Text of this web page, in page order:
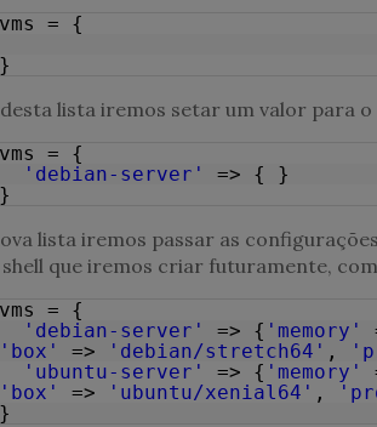
vms = {
}
lista iremos setar um valor para
vms = {
'debian-server'
=> { }
}
lista iremos passar as
que iremos criar futuramente,
vms = {
'debian-server' => { 'memory'
'box'
=> 'debian/stretch64' ,
'ubuntu-server' => { 'memory'
'box'
=> 'ubuntu/xenial64' ,
}